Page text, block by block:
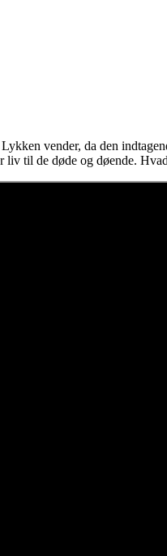
vender, da den
til de døde og døende.